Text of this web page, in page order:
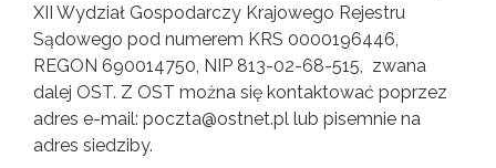
XII Wydział Gospodarczy Krajowego Rejestru
Sądowego pod numerem KRS 0000196446,
REGON 690014750, NIP 813-02-68-515, zwana
dalej OST. Z OST można się kontaktować poprzez
adres e-mail: poczta@ostnet.pl lub pisemnie na
adres siedziby.